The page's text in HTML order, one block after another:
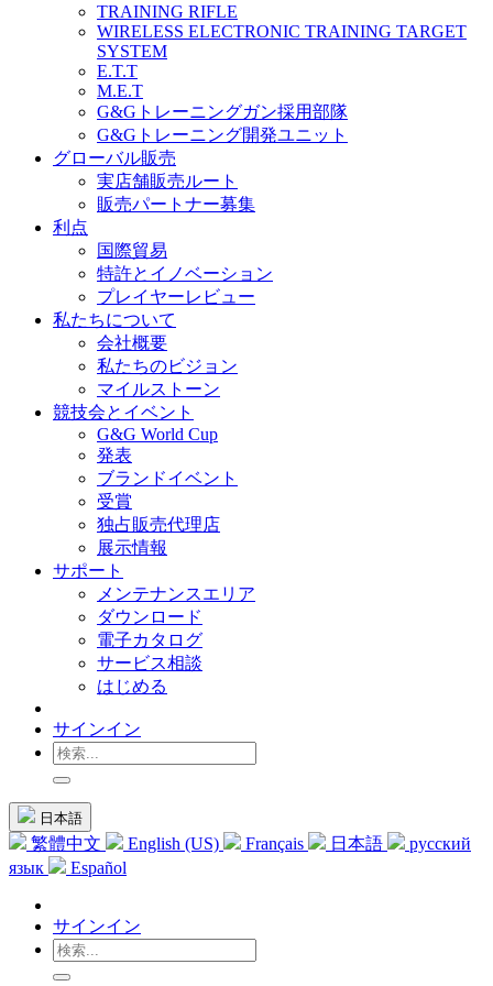
TRAINING RIFLE
WIRELESS ELECTRONIC TRAINING TARGET
SYSTEM
E.T.T
M.E.T
G&Gトレーニングガン採用部隊
G&Gトレーニング開発ユニット
グローバル販売
実店舗販売ルート
販売パートナー募集
利点
国際貿易
特許とイノベーション
プレイヤーレビュー
私たちについて
会社概要
私たちのビジョン
マイルストーン
競技会とイベント
G&G World Cup
発表
ブランドイベント
受賞
独占販売代理店
展示情報
サポート
メンテナンスエリア
ダウンロード
電子カタログ
サービス相談
はじめる
サインイン
日本語
繁體中文 English (US) Français 日本語
русский
язык
Español
サインイン